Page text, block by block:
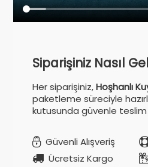
Siparişiniz Nasıl
Her siparişiniz,Hoşhanlı
paketleme süreciyle
kutusunda güvenle teslim
Güvenli Alışveriş
Ücretsiz Kargo